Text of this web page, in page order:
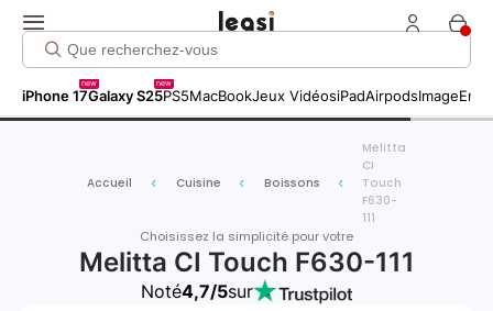
iPhone 17
new
Galaxy S25
new
PS5MacBookJeux VidéosiPadAirpodsImage
Accueil Cuisine Boissons
Melitta
CI
Touch
F630-
111
Choisissez la simplicité pour votre
Melitta CI Touch F630-111
Noté4,7/5sur